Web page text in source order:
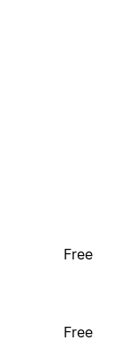
Free
Free